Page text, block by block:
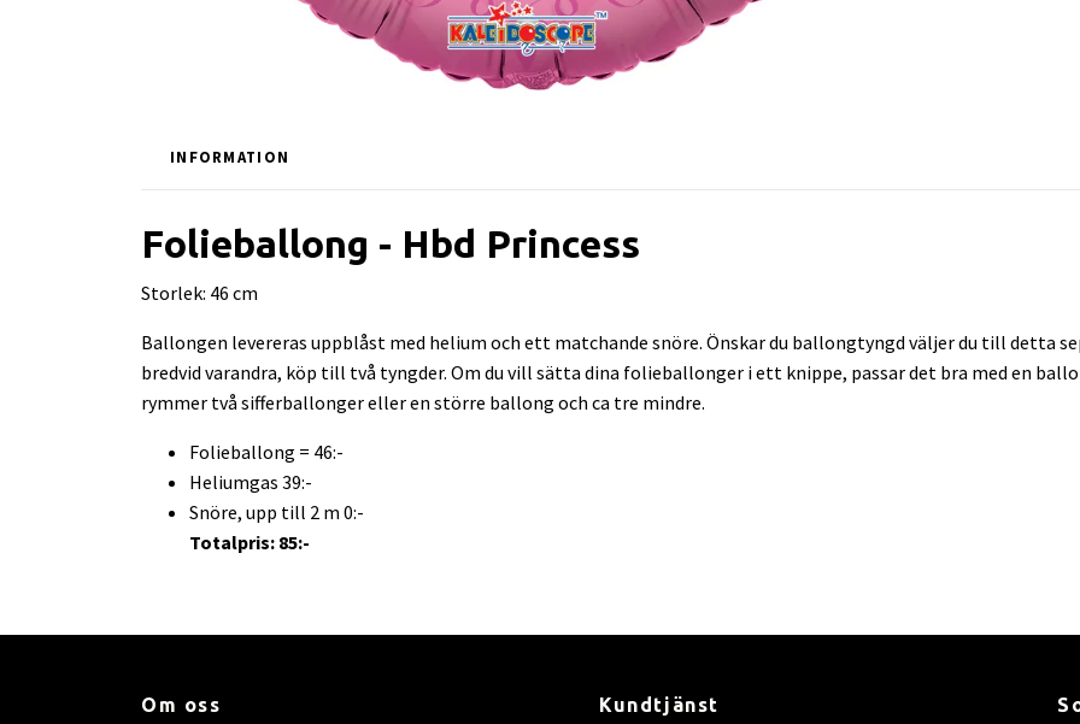
INFORMATION
Folieballong - Hbd Princess
Storlek: 46 cm
Ballongen levereras uppblåst med helium och ett matchande snöre. Önskar du ballongtyngd väljer du till detta
bredvid varandra, köp till två tyngder. Om du vill sätta dina folieballonger i ett knippe, passar det bra med en
rymmer två sifferballonger eller en större ballong och ca tre mindre.
Folieballong = 46:-
Heliumgas 39:-
Snöre, upp till 2 m 0:-
Totalpris: 85:-
Om oss Kundtjänst